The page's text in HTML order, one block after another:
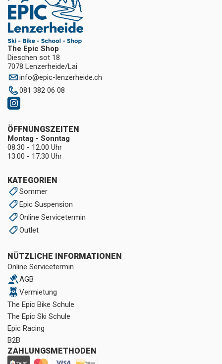
The Epic Shop
Dieschen sot 18
7078 Lenzerheide/Lai
info@epic-lenzerheide.ch
081 382 06 08
KATEGORIEN
Sommer
Epic Suspension
Online Servicetermin
Outlet
NÜTZLICHE INFORMATIONEN
Online Servicetermin
AGB
Vermietung
The Epic Bike Schule
The Epic Ski Schule
Epic Racing
B2B
ZAHLUNGSMETHODEN
ÖFFNUNGSZEITEN
Montag - Sonntag
08:30 - 12:00 Uhr
13:00 - 17:30 Uhr